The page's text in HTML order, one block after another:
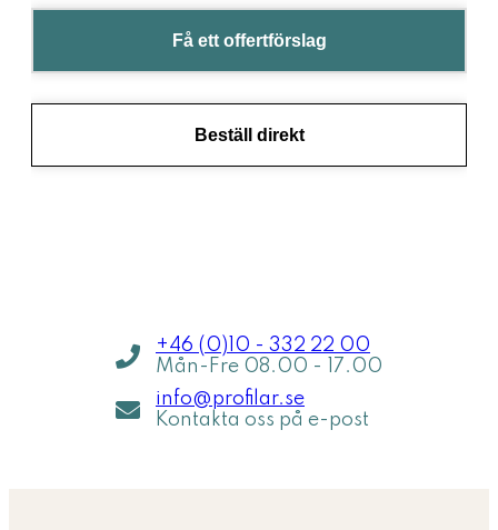
Få ett offertförslag
Beställ direkt
+46 (0)10 - 332 22 00
Mån-Fre 08.00 - 17.00
info@profilar.se
Kontakta oss på e-post